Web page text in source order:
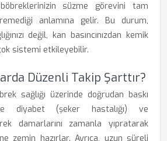
böbreklerinizin süzme görevini tam
anlamına gelir. Bu durum,
değil, kan basıncınızdan kemik
sistemi etkileyebilir.
Düzenli Takip Şarttır?
sağlığı üzerinde doğrudan baskı
diyabet (şeker hastalığı) ve
damarlarını zamanla yıpratarak
zemin hazırlar. Ayrıca, uzun süreli